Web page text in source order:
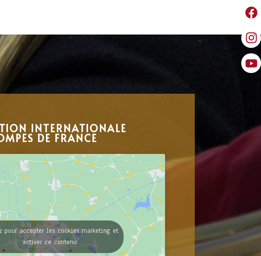
INTERNATIONALE
DE FRANCE
pour accepter les cookies marketing et
activer ce contenu